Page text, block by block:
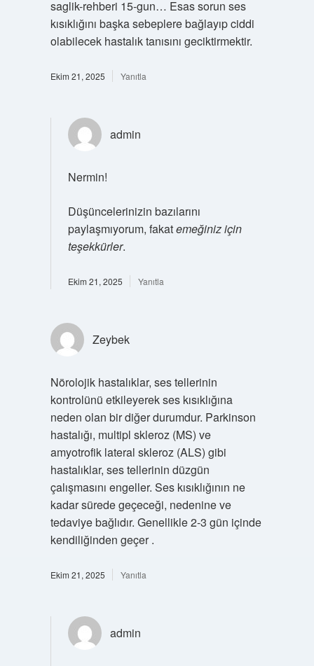
saglik-rehberi 15-gun… Esas sorun ses
kısıklığını başka sebeplere bağlayıp ciddi
olabilecek hastalık tanısını geciktirmektir.
Ekim 21, 2025 Yanıtla
admin
Nermin!
Düşüncelerinizin bazılarını
paylaşmıyorum, fakatemeğiniz için
teşekkürler.
Ekim 21, 2025 Yanıtla
Zeybek
Nörolojik hastalıklar, ses tellerinin
kontrolünü etkileyerek ses kısıklığına
neden olan bir diğer durumdur. Parkinson
hastalığı, multipl skleroz (MS) ve
amyotrofik lateral skleroz (ALS) gibi
hastalıklar, ses tellerinin düzgün
çalışmasını engeller. Ses kısıklığının ne
kadar sürede geçeceği, nedenine ve
tedaviye bağlıdır. Genellikle 2-3 gün içinde
kendiliğinden geçer .
Ekim 21, 2025 Yanıtla
admin